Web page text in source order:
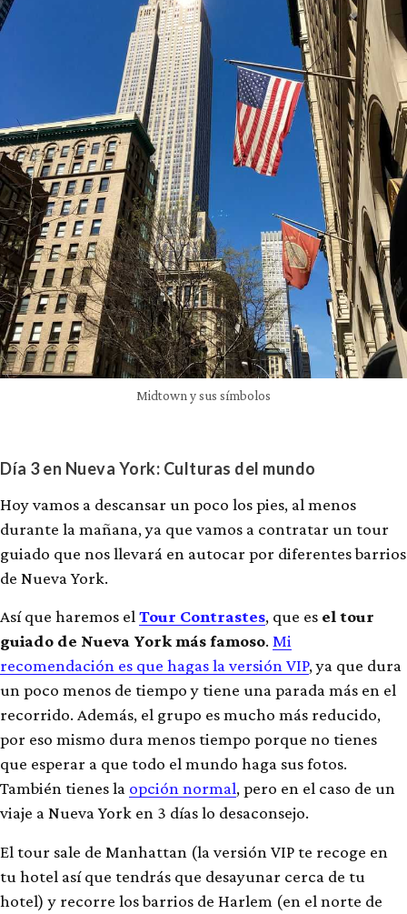
Midtown y sus símbolos
Día 3 en Nueva York: Culturas del mundo
Hoy vamos a descansar un poco los pies, al menos
durante la mañana, ya que vamos a contratar un tour
guiado que nos llevará en autocar por diferentes barrios
de Nueva York.
Así que haremos elTour Contrastes, que es el tour
guiado de Nueva York más famoso. Mi
recomendación es que hagas la versión VIP, ya que dura
un poco menos de tiempo y tiene una parada más en el
recorrido. Además, el grupo es mucho más reducido,
por eso mismo dura menos tiempo porque no tienes
que esperar a que todo el mundo haga sus fotos.
También tienes la opción normal, pero en el caso de un
viaje a Nueva York en 3 días lo desaconsejo.
El tour sale de Manhattan (la versión VIP te recoge en
tu hotel así que tendrás que desayunar cerca de tu
hotel) y recorre los barrios de Harlem (en el norte de